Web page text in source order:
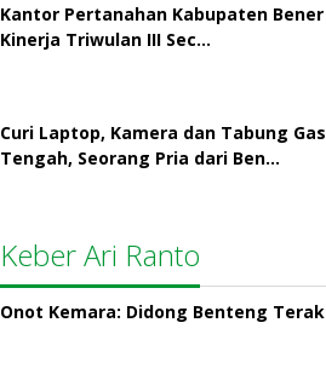
Kantor Pertanahan Kabupaten
Kinerja Triwulan III Sec…
Curi Laptop, Kamera dan Tabung
Tengah, Seorang Pria dari Ben…
Keber Ari Ranto
Onot Kemara: Didong Benteng